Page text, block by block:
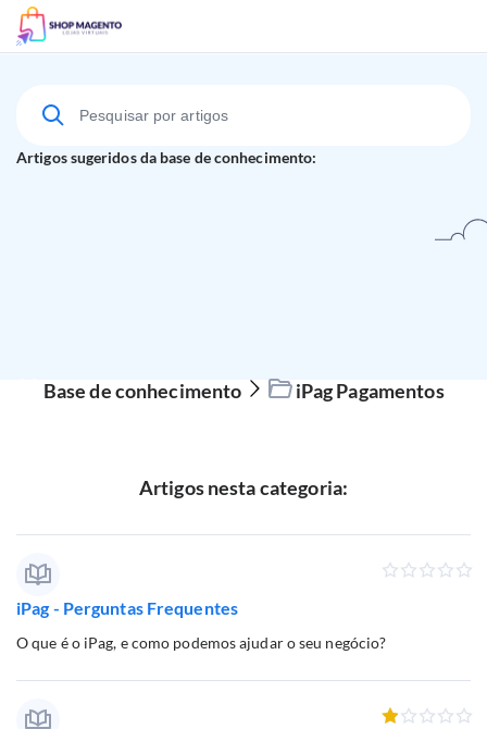
Suporte Técnico
Artigos sugeridos da base de conhecimento:
Base de conhecimento iPag Pagamentos
Artigos nesta categoria:
iPag - Perguntas Frequentes
O que é o iPag, e como podemos ajudar o seu negócio?